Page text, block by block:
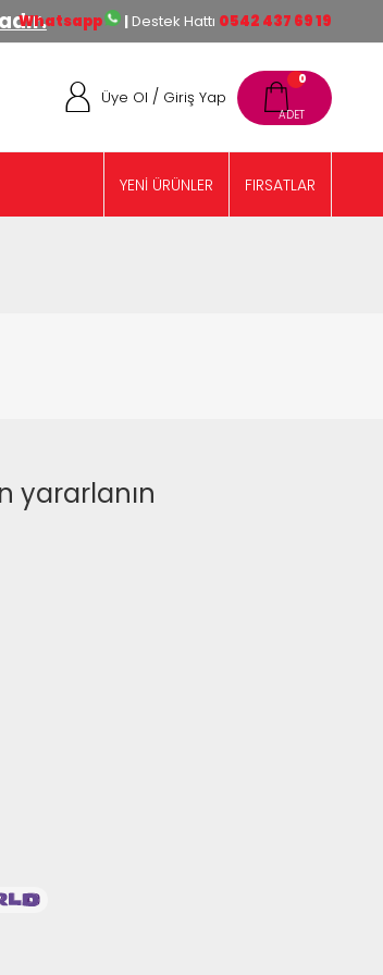
Whatsapp |Destek Hattı 0542 437 69 19
0
Üye Ol / Giriş Yap
FIRSATLAR
YENİ ÜRÜNLER
yararlanın